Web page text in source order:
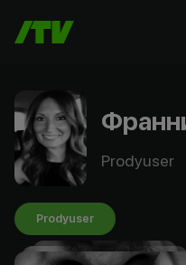
Prodyuser
Prodyuser